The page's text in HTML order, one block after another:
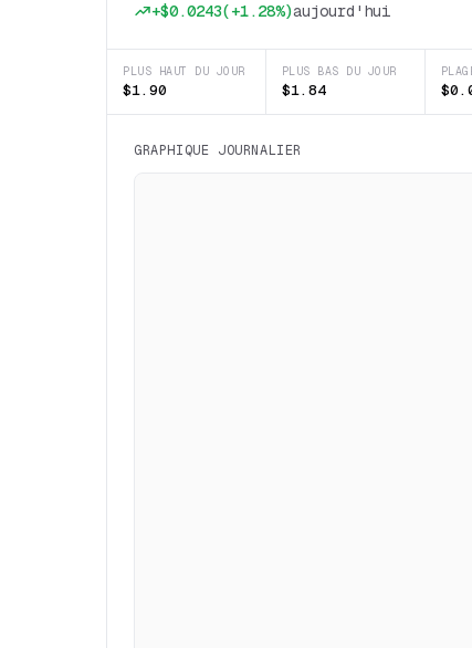
+$0.0243(+1.28%)aujourd'hui
PLUS HAUT DU JOUR
$1.90
PLUS BAS DU JOUR
$1.84
GRAPHIQUE JOURNALIER